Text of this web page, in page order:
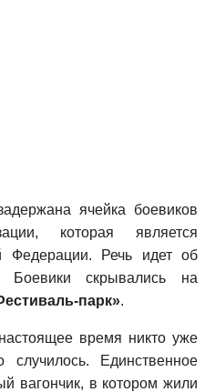
ячейка боевиков
которая является
Федерации. Речь идет об
Боевики скрывались на
парк».
время никто уже
Единственное
вагончик, в котором жили